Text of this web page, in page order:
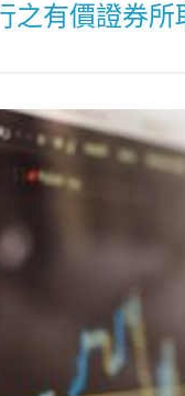
之有價證券